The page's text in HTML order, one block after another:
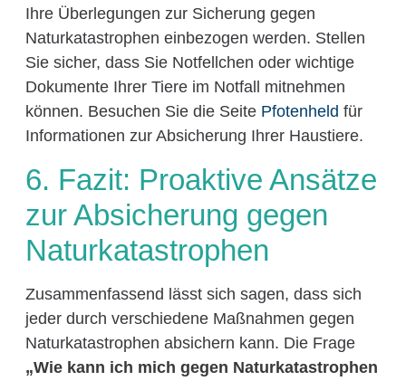
Ihre Überlegungen zur Sicherung gegen
Naturkatastrophen einbezogen werden. Stellen
Sie sicher, dass Sie Notfellchen oder wichtige
Dokumente Ihrer Tiere im Notfall mitnehmen
können. Besuchen Sie die Seite Pfotenheld für
Informationen zur Absicherung Ihrer Haustiere.
6. Fazit: Proaktive Ansätze
zur Absicherung gegen
Naturkatastrophen
Zusammenfassend lässt sich sagen, dass sich
jeder durch verschiedene Maßnahmen gegen
Naturkatastrophen absichern kann. Die Frage
„Wie kann ich mich gegen Naturkatastrophen